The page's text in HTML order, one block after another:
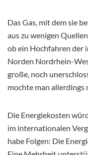
Das Gas, mit dem sie
aus zu wenigen
ob ein Hochfahren der
Norden Nordrhein-
große, noch
mochte man
Die Energiekosten
im internationalen
habe Folgen: Die